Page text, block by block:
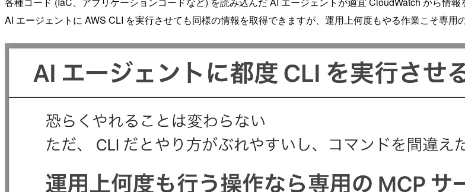
AI エージェントに AWS CLI を実行させても同様の情報を取得できますが、運用上何度もやる作業こそ専用